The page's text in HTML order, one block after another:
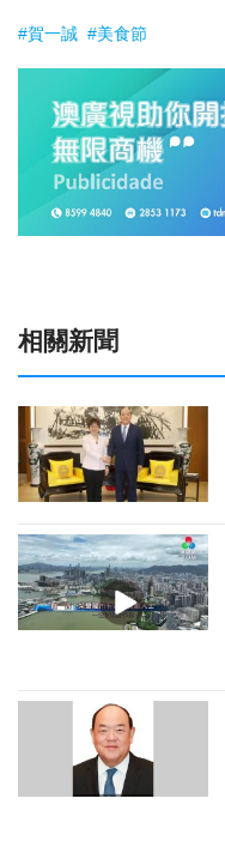
#賀一誠 #美食節
相關新聞